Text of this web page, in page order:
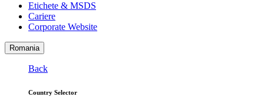
Etichete & MSDS
Cariere
Corporate Website
Romania
Back
Country Selector